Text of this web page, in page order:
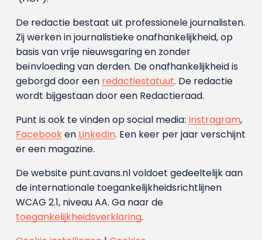
De redactie bestaat uit professionele journalisten.
Zij werken in journalistieke onafhankelijkheid, op
basis van vrije nieuwsgaring en zonder
beïnvloeding van derden. De onafhankelijkheid is
geborgd door een redactiestatuut. De redactie
wordt bijgestaan door een Redactieraad.
Punt is ook te vinden op social media: Instragram,
Facebooken LinkedIn. Een keer per jaar verschijnt
er een magazine.
De website punt.avans.nl voldoet gedeeltelijk aan
de internationale toegankelijkheidsrichtlijnen
WCAG 2.1, niveau AA. Ga naar de
toegankelijkheidsverklaring.